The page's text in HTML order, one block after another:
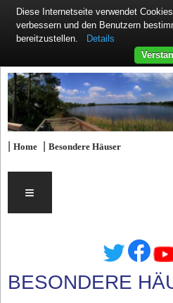
|Home |Besondere Häuser
≡
BESONDERE
Diese Internetseite verwendet
verbessern und den Benutzern
bereitzustellen.
Details